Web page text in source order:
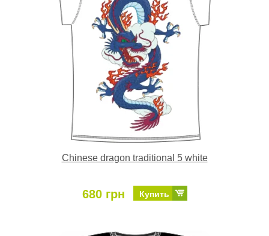
Chinese dragon traditional 5 white
680 грн Купить